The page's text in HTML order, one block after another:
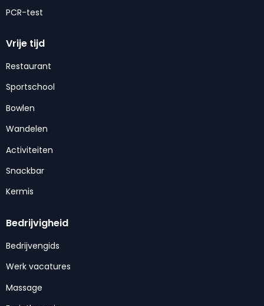
PCR-test
Vrije tijd
Restaurant
Sportschool
Bowlen
Wandelen
Activiteiten
Snackbar
Kermis
Bedrijvigheid
Bedrijvengids
Werk vacatures
Massage